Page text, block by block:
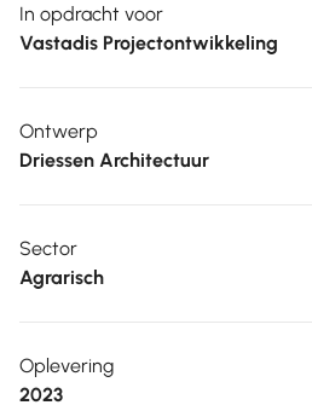
In opdracht voor
Vastadis Projectontwikkeling
Ontwerp
Driessen Architectuur
Sector
Agrarisch
Oplevering
2023